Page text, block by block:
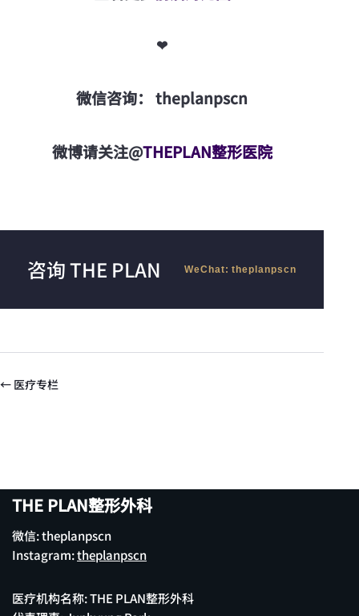
❤
微信咨询： theplanpscn
微博请关注@THEPLAN整形医院
咨询 THE PLAN WeChat: theplanpscn
← 医疗专栏
THE PLAN整形外科
微信: theplanpscn
Instagram:theplanpscn
医疗机构名称: THE PLAN整形外科